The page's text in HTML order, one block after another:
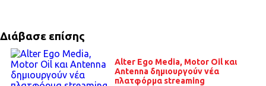
Διάβασε επίσης
Alter Ego Media, Motor Oil και
Antenna δημιουργούν νέα
πλατφόρμα streaming